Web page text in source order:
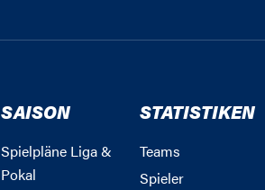
SAISON
Spielpläne Liga &
Pokal
STATISTIKEN
Teams
Spieler